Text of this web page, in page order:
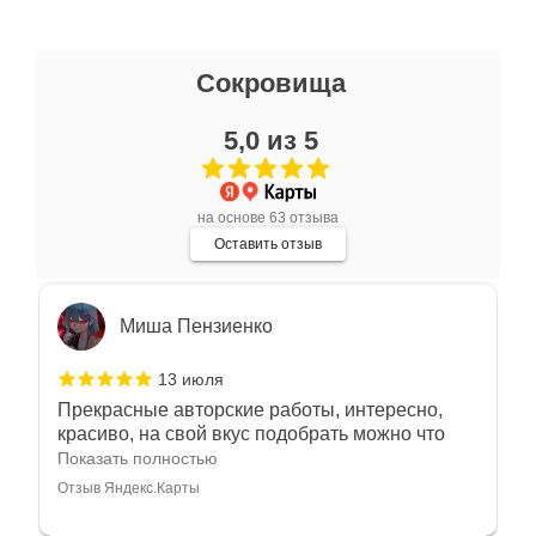
Сокровища
5,0 из 5
на основе 63 отзыва
Оставить отзыв
Очень большой выбор украшений! Каждое -
индивидуально и завораживает своей
красотой! Трудно не купить всё! Спасибо!
Отзыв Яндекс.Карты
Миша Пензиенко
13 июля
Прекрасные авторские работы, интересно,
красиво, на свой вкус подобрать можно что
угодно
Показать полностью
Отзыв Яндекс.Карты